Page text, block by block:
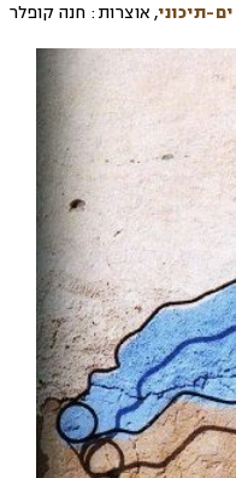
ים-תיכוני, אוצרות: חנה קופלר